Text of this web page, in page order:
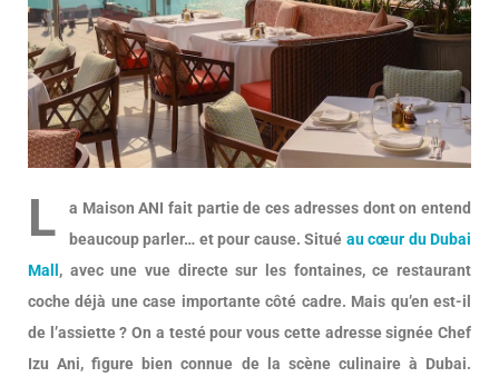
L
a Maison ANI fait partie de ces adresses dont on entend
beaucoup parler… et pour cause. Situé au cœur du Dubai
Mall , avec une vue directe sur les fontaines, ce restaurant
coche déjà une case importante côté cadre. Mais qu’en est-il
de l’assiette ? On a testé pour vous cette adresse signée Chef
Izu Ani, figure bien connue de la scène culinaire à Dubai.